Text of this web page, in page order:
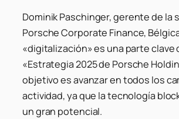
Dominik Paschinger, gerente de la
Porsche Corporate Finance,
«digitalización» es una parte clave
«Estrategia 2025 de Porsche
objetivo es avanzar en todos los
actividad, ya que la tecnología
un gran potencial.